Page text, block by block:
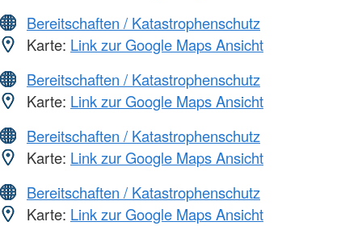
Bereitschaften / Katastrophenschutz
Karte: Link zur Google Maps Ansicht
Bereitschaften / Katastrophenschutz
Karte: Link zur Google Maps Ansicht
Bereitschaften / Katastrophenschutz
Karte: Link zur Google Maps Ansicht
Bereitschaften / Katastrophenschutz
Karte: Link zur Google Maps Ansicht